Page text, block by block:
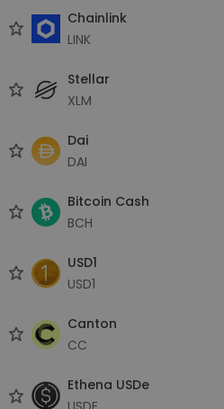
Chainlink
LINK
Stellar
XLM
Dai
DAI
Bitcoin Cash
BCH
USD1
USD1
Canton
CC
Ethena USDe